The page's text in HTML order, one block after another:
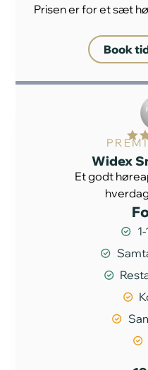
Prisen er for et sæt
Book
Widex
Et godt